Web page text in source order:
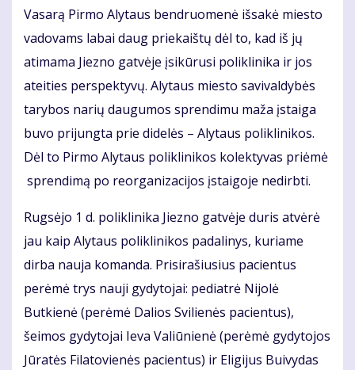
Vasarą Pirmo Alytaus bendruomenė išsakė miesto
vadovams labai daug priekaištų dėl to, kad iš jų
atimama Jiezno gatvėje įsikūrusi poliklinika ir jos
ateities perspektyvų. Alytaus miesto savivaldybės
tarybos narių daugumos sprendimu maža įstaiga
buvo prijungta prie didelės – Alytaus poliklinikos.
Dėl to Pirmo Alytaus poliklinikos kolektyvas priėmė
sprendimą po reorganizacijos įstaigoje nedirbti.
Rugsėjo 1 d. poliklinika Jiezno gatvėje duris atvėrė
jau kaip Alytaus poliklinikos padalinys, kuriame
dirba nauja komanda. Prisirašiusius pacientus
perėmė trys nauji gydytojai: pediatrė Nijolė
Butkienė (perėmė Dalios Svilienės pacientus),
šeimos gydytojai Ieva Valiūnienė (perėmė gydytojos
Jūratės Filatovienės pacientus) ir Eligijus Buivydas